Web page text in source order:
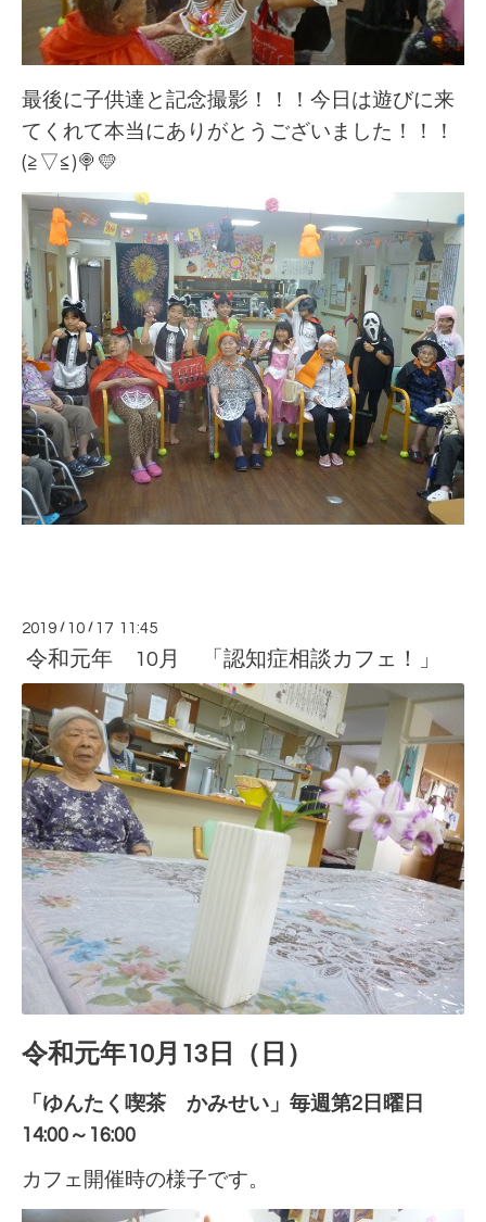
最後に子供達と記念撮影！！！今日は遊びに来
てくれて本当にありがとうございました！！！
(≧▽≦)🍭💛
2019 / 10 / 17 11:45
令和元年 10月 「認知症相談カフェ！」
令和元年10月13日（日）
「ゆんたく喫茶 かみせい」毎週第2日曜日
14:00～16:00
カフェ開催時の様子です。